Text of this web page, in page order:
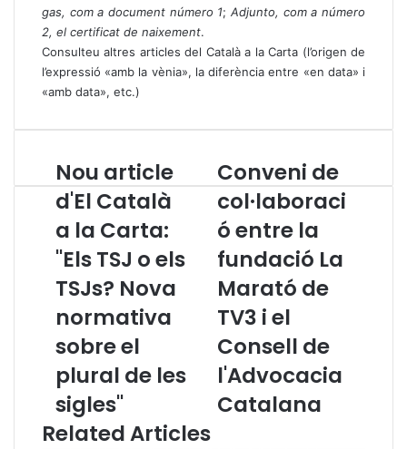
gas, com a document número 1;Adjunto, com a número
2, el certificat de naixement.
Consulteu altres articles del Català a la Carta (l’origen de
l’expressió «amb la vènia», la diferència entre «en data» i
«amb data», etc.)
N
o
u
a
i
c
d
l
C
Nou article
d'El Català
a la Carta:
"Els TSJ o els
TSJs? Nova
normativa
sobre el
plural de les
sigles"
C
o
n
v
n
i
d
c
o
Conveni de
col·laboraci
ó entre la
fundació La
Marató de
TV3 i el
Consell de
l'Advocacia
Catalana
Related Articles